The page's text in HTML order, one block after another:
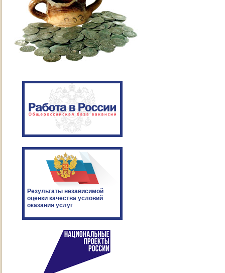
Результаты независимой
оценки качества условий
оказания услуг